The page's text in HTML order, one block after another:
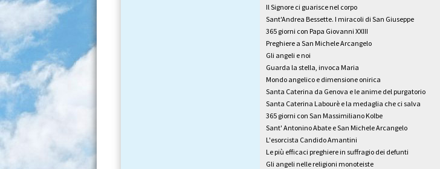
Il Signore ci guarisce nel corpo
Sant'Andrea Bessette. I miracoli di San Giuseppe
365 giorni con Papa Giovanni XXIII
Preghiere a San Michele Arcangelo
Gli angeli e noi
Guarda la stella, invoca Maria
Mondo angelico e dimensione onirica
Santa Caterina da Genova e le anime del purgatorio
Santa Caterina Labourè e la medaglia che ci salva
365 giorni con San Massimiliano Kolbe
Sant' Antonino Abate e San Michele Arcangelo
L'esorcista Candido Amantini
Le più efficaci preghiere in suffragio dei defunti
Gli angeli nelle religioni monoteiste